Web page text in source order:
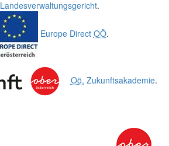
Landesverwaltungsgericht.
Europe Direct OÖ.
Oö. Zukunftsakademie.